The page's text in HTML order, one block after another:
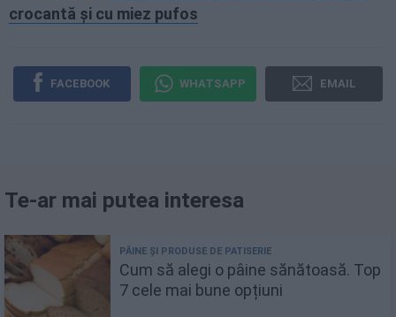
crocantă și cu miez pufos
FACEBOOK WHATSAPP EMAIL
Te-ar mai putea interesa
Cum să alegi o pâine sănătoasă. Top
7 cele mai bune opțiuni